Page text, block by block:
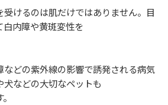
けるのは肌だけではありません。目
白内障や黄斑変性を
どの紫外線の影響で誘発される病気
などの大切なペットも